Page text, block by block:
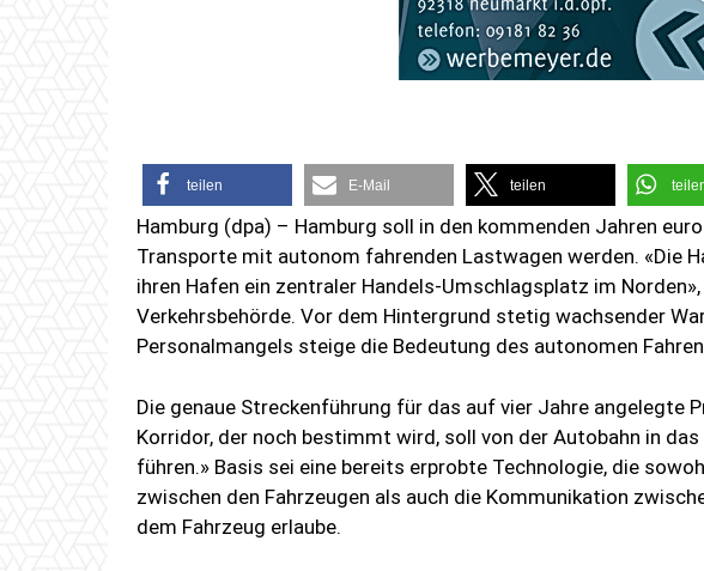
teilen E-Mail teilen
Hamburg (dpa) – Hamburg soll in den kommenden Jahren
Transporte mit autonom fahrenden Lastwagen werden. «Die
ihren Hafen ein zentraler Handels-Umschlagsplatz im
Verkehrsbehörde. Vor dem Hintergrund stetig wachsender
Personalmangels steige die Bedeutung des autonomen
Die genaue Streckenführung für das auf vier Jahre angelegte
Korridor, der noch bestimmt wird, soll von der Autobahn in
führen.» Basis sei eine bereits erprobte Technologie, die
zwischen den Fahrzeugen als auch die Kommunikation
dem Fahrzeug erlaube.